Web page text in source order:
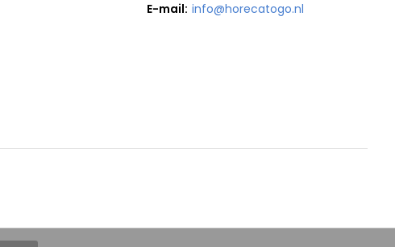
E-mail: info@horecatogo.nl